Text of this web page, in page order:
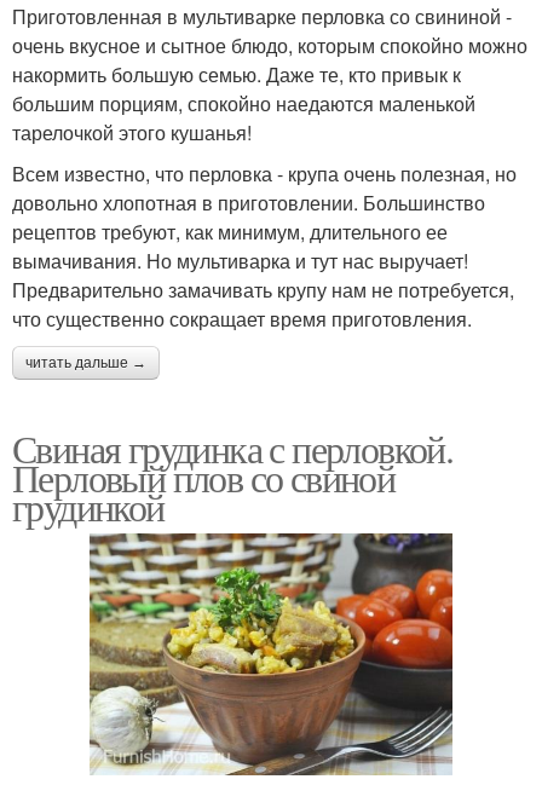
Приготовленная в мультиварке перловка со свининой -
очень вкусное и сытное блюдо, которым спокойно можно
накормить большую семью. Даже те, кто привык к
большим порциям, спокойно наедаются маленькой
тарелочкой этого кушанья!
Всем известно, что перловка - крупа очень полезная, но
довольно хлопотная в приготовлении. Большинство
рецептов требуют, как минимум, длительного ее
вымачивания. Но мультиварка и тут нас выручает!
Предварительно замачивать крупу нам не потребуется,
что существенно сокращает время приготовления.
читать дальше →
Свиная грудинка с перловкой.
Перловый плов со свиной
грудинкой